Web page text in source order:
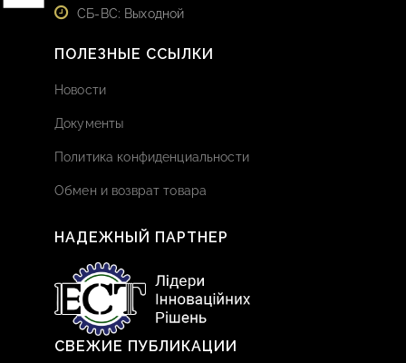
СБ-ВС: Выходной
ПОЛЕЗНЫЕ ССЫЛКИ
Новости
Документы
Политика конфиденциальности
Обмен и возврат товара
НАДЕЖНЫЙ ПАРТНЕР
СВЕЖИЕ ПУБЛИКАЦИИ